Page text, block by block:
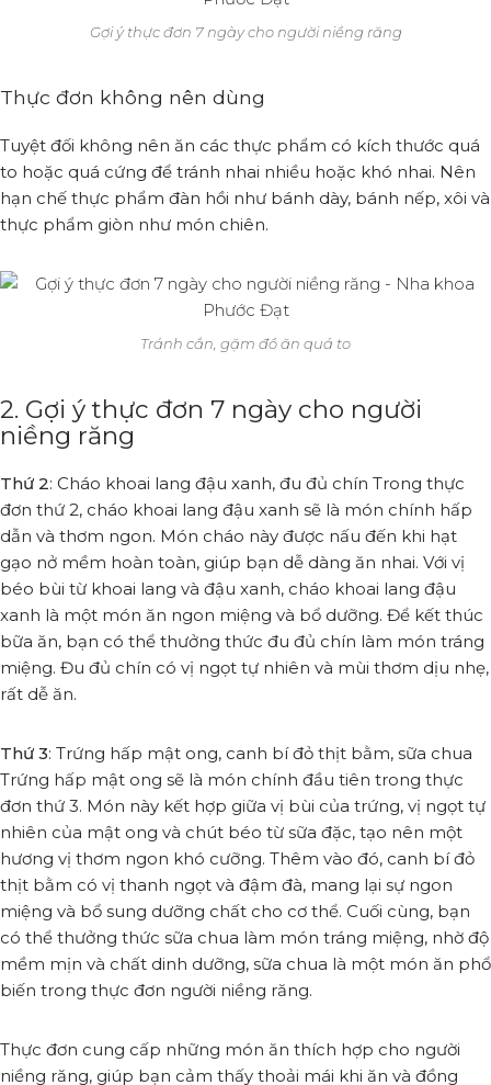
Gợi ý thực đơn 7 ngày cho người niềng răng
Thực đơn không nên dùng
Tuyệt đối không nên ăn các thực phẩm có kích thước quá
to hoặc quá cứng để tránh nhai nhiều hoặc khó nhai. Nên
hạn chế thực phẩm đàn hồi như bánh dày, bánh nếp, xôi và
thực phẩm giòn như món chiên.
Tránh cắn, gặm đồ ăn quá to
2. Gợi ý thực đơn 7 ngày cho người
niềng răng
Thứ 2: Cháo khoai lang đậu xanh, đu đủ chín Trong thực
đơn thứ 2, cháo khoai lang đậu xanh sẽ là món chính hấp
dẫn và thơm ngon. Món cháo này được nấu đến khi hạt
gạo nở mềm hoàn toàn, giúp bạn dễ dàng ăn nhai. Với vị
béo bùi từ khoai lang và đậu xanh, cháo khoai lang đậu
xanh là một món ăn ngon miệng và bổ dưỡng. Để kết thúc
bữa ăn, bạn có thể thưởng thức đu đủ chín làm món tráng
miệng. Đu đủ chín có vị ngọt tự nhiên và mùi thơm dịu nhẹ,
rất dễ ăn.
Thứ 3: Trứng hấp mật ong, canh bí đỏ thịt bằm, sữa chua
Trứng hấp mật ong sẽ là món chính đầu tiên trong thực
đơn thứ 3. Món này kết hợp giữa vị bùi của trứng, vị ngọt tự
nhiên của mật ong và chút béo từ sữa đặc, tạo nên một
hương vị thơm ngon khó cưỡng. Thêm vào đó, canh bí đỏ
thịt bằm có vị thanh ngọt và đậm đà, mang lại sự ngon
miệng và bổ sung dưỡng chất cho cơ thể. Cuối cùng, bạn
có thể thưởng thức sữa chua làm món tráng miệng, nhờ độ
mềm mịn và chất dinh dưỡng, sữa chua là một món ăn phổ
biến trong thực đơn người niềng răng.
Thực đơn cung cấp những món ăn thích hợp cho người
niềng răng, giúp bạn cảm thấy thoải mái khi ăn và đồng